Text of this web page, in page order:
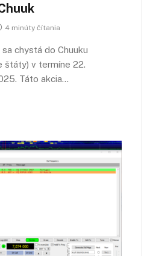
4 minúty čítania
chystá do Chuuku
štáty) v termíne 22.
Táto akcia…